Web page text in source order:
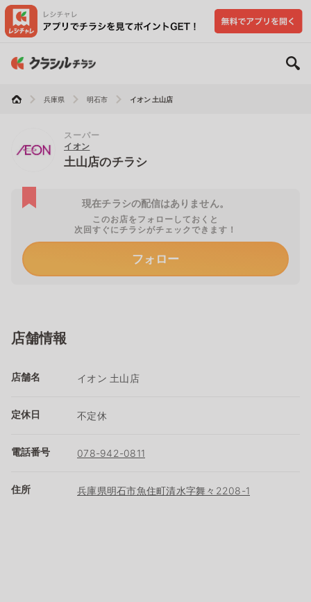
兵庫県 明石市 イオン 土山店
スーパー
イオン
土山店のチラシ
現在チラシの配信はありません。
このお店をフォローしておくと
次回すぐにチラシがチェックできます！
フォロー
店舗情報
店舗名 イオン 土山店
定休日 不定休
電話番号 078-942-0811
住所 兵庫県明石市魚住町清水字舞々2208-1